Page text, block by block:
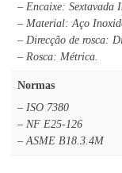
– Encaixe: Sextavada
– Material: Aço
– Direcção de rosca:
– Rosca: Métrica.
Normas
– ISO 7380
– NF E25-126
– ASME B18.3.4M